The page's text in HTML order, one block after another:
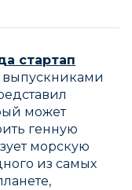
стартап
выпускниками
может
генную
морскую
из самых